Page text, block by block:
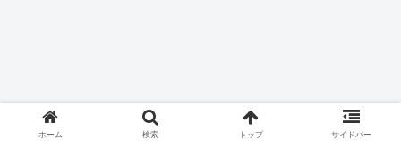
ホーム 検索 トップ サイドバー